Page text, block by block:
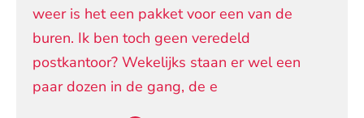
weer is het een pakket voor een van de
buren. Ik ben toch geen veredeld
postkantoor? Wekelijks staan er wel een
paar dozen in de gang, de e